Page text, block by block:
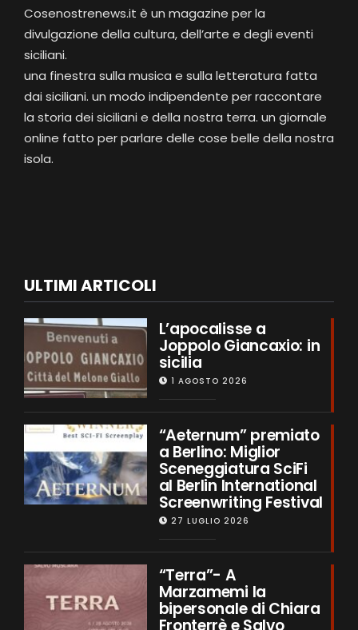
Cosenostrenews.it è un magazine per la
divulgazione della cultura, dell’arte e degli eventi
siciliani.
una finestra sulla musica e sulla letteratura fatta
dai siciliani. un modo indipendente per raccontare
la storia dei siciliani e della nostra terra. un giornale
online fatto per parlare delle cose belle della nostra
isola.
ULTIMI ARTICOLI
L’apocalisse a
Joppolo Giancaxio: in
sicilia
1 AGOSTO 2026
“Aeternum” premiato
a Berlino: Miglior
Sceneggiatura SciFi
al Berlin International
Screenwriting Festival
27 LUGLIO 2026
“Terra”- A
Marzamemi la
bipersonale di Chiara